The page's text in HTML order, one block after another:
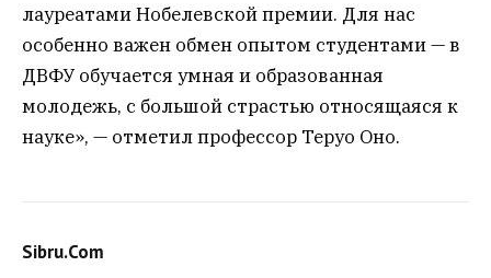
лауреатами Нобелевской премии. Для нас
особенно важен обмен опытом студентами — в
ДВФУ обучается умная и образованная
молодежь, с большой страстью относящаяся к
науке», — отметил профессор Теруо Оно.
Sibru.Com